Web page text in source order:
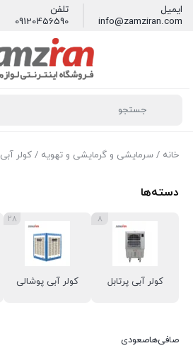
ایمیل
info@zamziran.com
تلفن
09120456590
خانه / سرمایشی و گرمایشی و تهویه / کولر آبی
دسته‌ها
کولر آبی پرتابل
8
کولر آبی پوشالی
28
صافی‌هاصعودی